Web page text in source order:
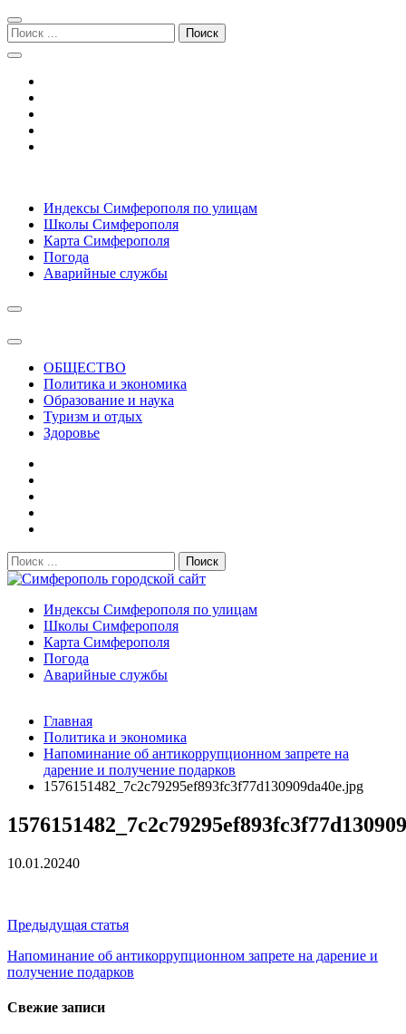
Перейти
к
навигации
Перейти
к
содержимому
Поиск:
Симферополь городской сайт
Индексы Симферополя по улицам
Школы Симферополя
Карта Симферополя
Погода
Аварийные службы
ОБЩЕСТВО
Политика и экономика
Образование и наука
Туризм и отдых
Здоровье
Поиск:
Симферополь городской сайт
Индексы Симферополя по улицам
Школы Симферополя
Карта Симферополя
Погода
Аварийные службы
После атаки БПЛА на поезд Москва–Симферополь в
Крыму эвакуировали всех пассажиро...08.06.2026
Услуги дератизации в Симферополе и Крыму — цены,
гарантия, выезд в день обращени...01.04.2026
средства на программу социальн...01.04.2026
Более 25 тысяч «квадратов» преобразятся в ближайшее
В Симферополе очищают реку Салгир: работы ведутся
Главная
Политика и экономика
Напоминание об антикоррупционном запрете на
дарение и получение подарков
1576151482_7c2c79295ef893fc3f77d130909da40e.jpg
10.01.20240
Навигация
по
записям
Предыдущая статья
Напоминание об антикоррупционном запрете на дарение и
получение подарков
Свежие записи